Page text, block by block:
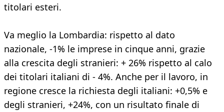
titolari esteri.
Va meglio la Lombardia: rispetto al dato
nazionale, -1% le imprese in cinque anni, grazie
alla crescita degli stranieri: + 26% rispetto al calo
dei titolari italiani di - 4%. Anche per il lavoro, in
regione cresce la richiesta degli italiani: +0,5% e
degli stranieri, +24%, con un risultato finale di